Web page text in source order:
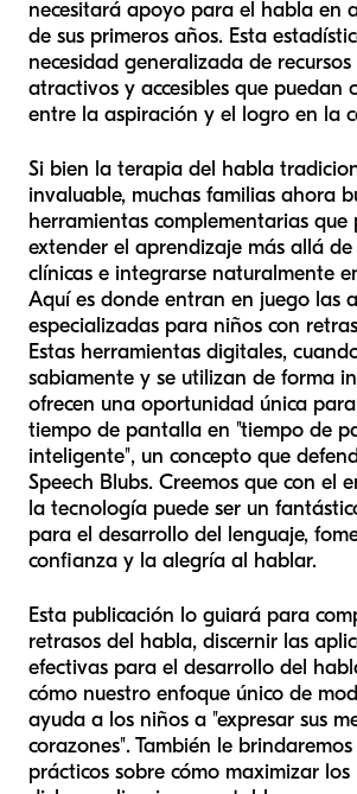
necesitará apoyo para el habla en
de sus primeros años. Esta
necesidad generalizada de recursos
atractivos y accesibles que puedan
entre la aspiración y el logro en la
Si bien la terapia del habla
invaluable, muchas familias ahora
herramientas complementarias que
extender el aprendizaje más allá de
clínicas e integrarse naturalmente
Aquí es donde entran en juego las
especializadas para niños con
Estas herramientas digitales,
sabiamente y se utilizan de forma
ofrecen una oportunidad única
tiempo de pantalla en "tiempo de
inteligente", un concepto que
Speech Blubs. Creemos que con el
la tecnología puede ser un
para el desarrollo del lenguaje,
confianza y la alegría al hablar.
Esta publicación lo guiará para
retrasos del habla, discernir las
efectivas para el desarrollo del
cómo nuestro enfoque único de
ayuda a los niños a "expresar sus
corazones". También le brindaremos
prácticos sobre cómo maximizar